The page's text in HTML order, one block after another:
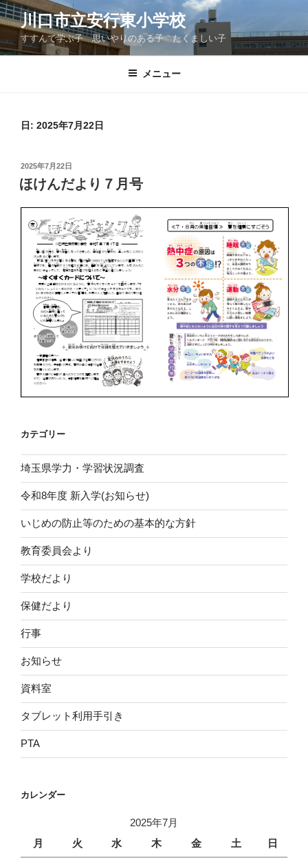
コ
ン
テ
ン
川口市立安行東小学校
すすんで学ぶ子 思いやりのある子 たくましい子
メニュー
日: 2025年7月22日
投
稿
日:
2025年7月22日
ほけんだより７月号
カテゴリー
埼玉県学力・学習状況調査
令和8年度 新入学(お知らせ)
いじめの防止等のための基本的な方針
教育委員会より
学校だより
保健だより
行事
お知らせ
資料室
タブレット利用手引き
PTA
カレンダー
2025年7月
月
火 水 木 金 土 日